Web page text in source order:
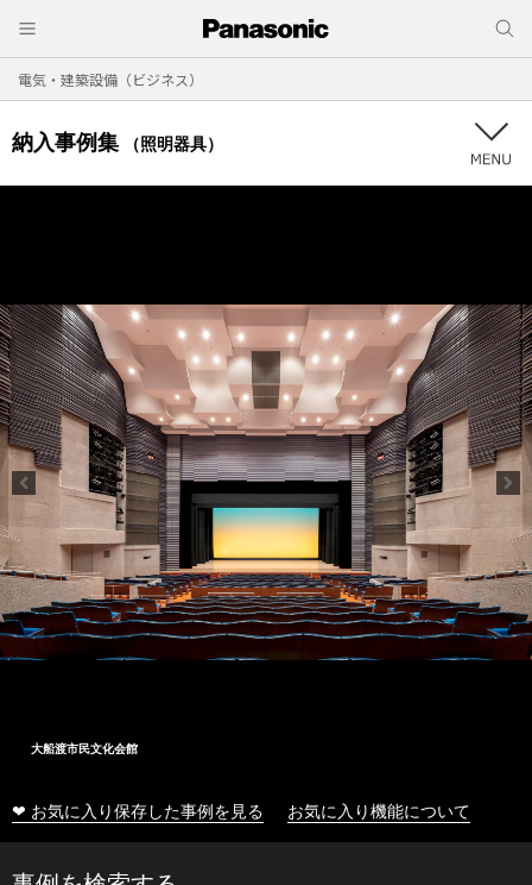
電気・建築設備（ビジネス）
納入事例集 （照明器具）
大船渡市民文化会館
❤ お気に入り保存した事例を見る お気に入り機能について